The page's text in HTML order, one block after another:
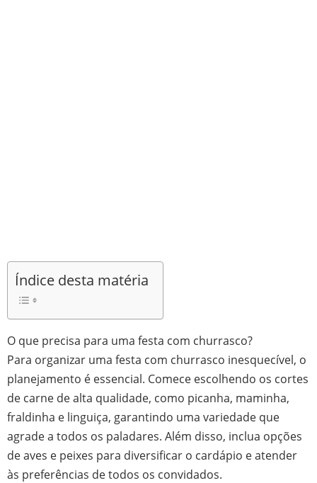
Índice desta matéria
O que precisa para uma festa com churrasco?
Para organizar uma festa com churrasco inesquecível, o
planejamento é essencial. Comece escolhendo os cortes
de carne de alta qualidade, como picanha, maminha,
fraldinha e linguiça, garantindo uma variedade que
agrade a todos os paladares. Além disso, inclua opções
de aves e peixes para diversificar o cardápio e atender
às preferências de todos os convidados.